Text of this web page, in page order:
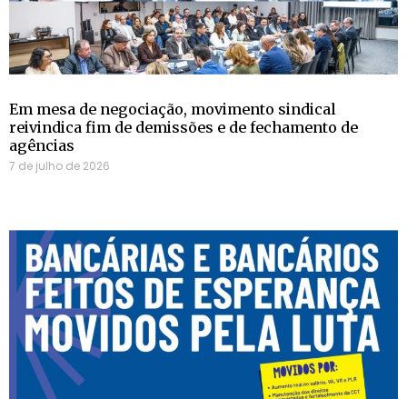
Em mesa de negociação, movimento sindical
reivindica fim de demissões e de fechamento de
agências
7 de julho de 2026